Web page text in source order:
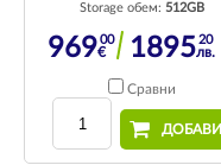
Storage обем: 512GB
96900
€ 189520
лв.
Сравни
ДОБАВИ